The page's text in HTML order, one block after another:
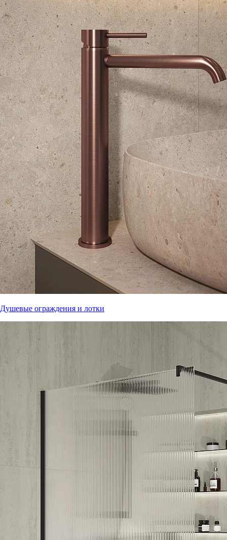
Душевые ограждения и лотки